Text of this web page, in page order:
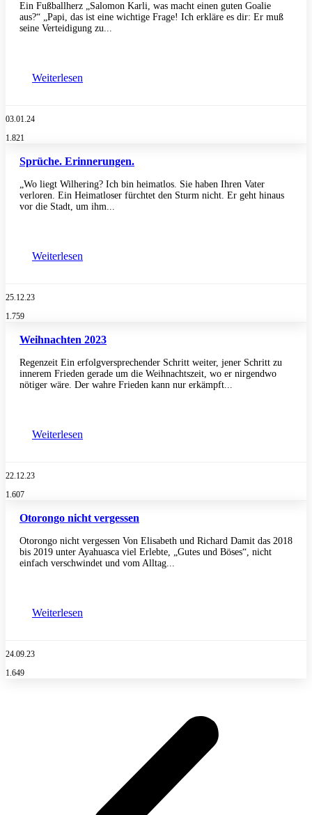
Ein Fußballherz „Salomon Karli, was macht einen guten Goalie
aus?“ „Papi, das ist eine wichtige Frage! Ich erkläre es dir: Er muß
seine Verteidigung zu...
Weiterlesen
03.01.24
1.821
Sprüche. Erinnerungen.
„Wo liegt Wilhering? Ich bin heimatlos. Sie haben Ihren Vater
verloren. Ein Heimatloser fürchtet den Sturm nicht. Er geht hinaus
vor die Stadt, um ihm...
Weiterlesen
25.12.23
1.759
Weihnachten 2023
Regenzeit Ein erfolgversprechender Schritt weiter, jener Schritt zu
innerem Frieden gerade um die Weihnachtszeit, wo er nirgendwo
nötiger wäre. Der wahre Frieden kann nur erkämpft...
Weiterlesen
22.12.23
1.607
Otorongo nicht vergessen
Otorongo nicht vergessen Von Elisabeth und Richard Damit das 2018
bis 2019 unter Ayahuasca viel Erlebte, „Gutes und Böses“, nicht
einfach verschwindet und vom Alltag...
Weiterlesen
24.09.23
1.649